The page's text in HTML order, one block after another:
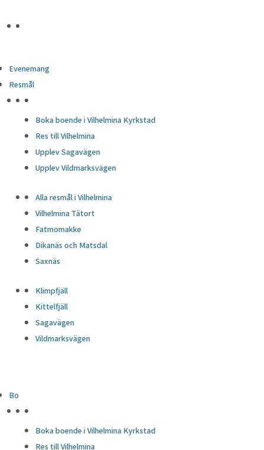
Evenemang
Resmål
Boka boende i Vilhelmina Kyrkstad
Res till Vilhelmina
Upplev Sagavägen
Upplev Vildmarksvägen
Alla resmål i Vilhelmina
Vilhelmina Tätort
Fatmomakke
Dikanäs och Matsdal
Saxnäs
Klimpfjäll
Kittelfjäll
Sagavägen
Vildmarksvägen
Bo
Boka boende i Vilhelmina Kyrkstad
Res till Vilhelmina